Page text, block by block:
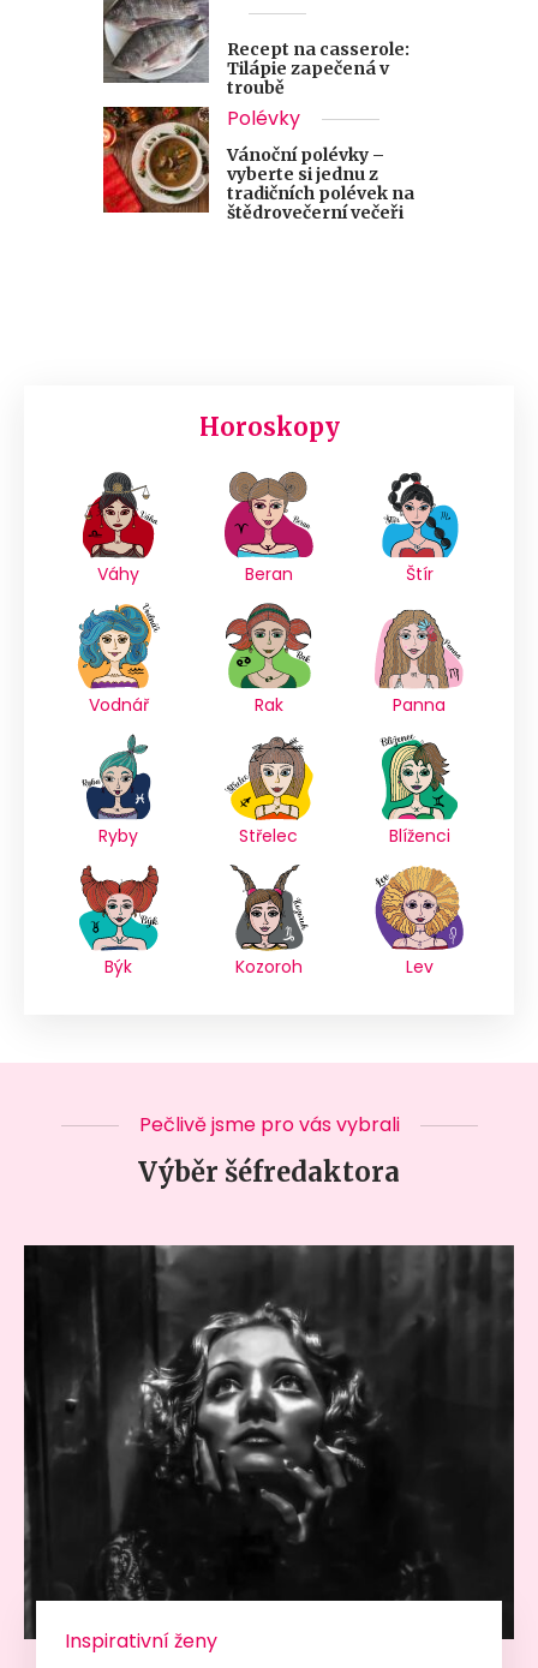
Recept na casserole:
Tilápie zapečená v
troubě
Polévky
Vánoční polévky –
vyberte si jednu z
tradičních polévek na
štědrovečerní večeři
Horoskopy
Váhy Beran Štír
Vodnář Rak Panna
Ryby Střelec Blíženci
Býk Kozoroh Lev
Pečlivě jsme pro vás vybrali
Výběr šéfredaktora
Inspirativní ženy